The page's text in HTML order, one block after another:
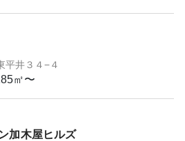
平井３４−４
㎡〜
加木屋ヒルズ